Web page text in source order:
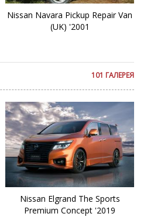
Nissan Navara Pickup Repair Van
(UK) '2001
101 ГАЛЕРЕЯ
Nissan Elgrand The Sports
Premium Concept '2019